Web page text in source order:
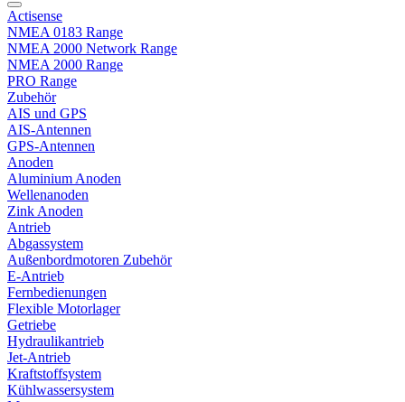
Actisense
NMEA 0183 Range
NMEA 2000 Network Range
NMEA 2000 Range
PRO Range
Zubehör
AIS und GPS
AIS-Antennen
GPS-Antennen
Anoden
Aluminium Anoden
Wellenanoden
Zink Anoden
Antrieb
Abgassystem
Außenbordmotoren Zubehör
E-Antrieb
Fernbedienungen
Flexible Motorlager
Getriebe
Hydraulikantrieb
Jet-Antrieb
Kraftstoffsystem
Kühlwassersystem